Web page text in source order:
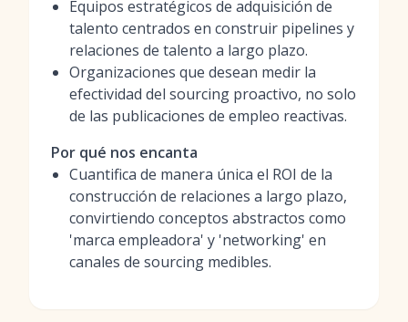
Equipos estratégicos de adquisición de
talento centrados en construir pipelines y
relaciones de talento a largo plazo.
Organizaciones que desean medir la
efectividad del sourcing proactivo, no solo
de las publicaciones de empleo reactivas.
Por qué nos encanta
Cuantifica de manera única el ROI de la
construcción de relaciones a largo plazo,
convirtiendo conceptos abstractos como
'marca empleadora' y 'networking' en
canales de sourcing medibles.